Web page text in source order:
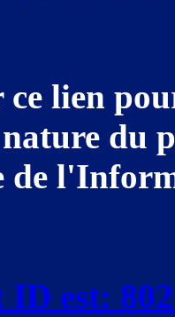
ce lien
du
de
est: